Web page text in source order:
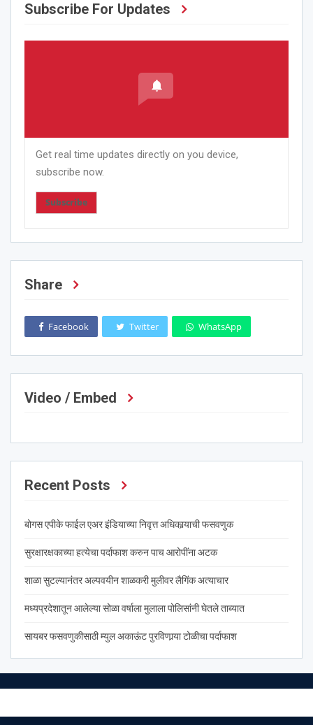
Subscribe For Updates
Get real time updates directly on you device,
subscribe now.
Subscribe
Share
Facebook Twitter WhatsApp
Video / Embed
Recent Posts
बोगस एपीके फाईल एअर इंडियाच्या निवृत्त अधिकार्‍याची फसवणुक
सुरक्षारक्षकाच्या हत्येचा पर्दाफाश करुन पाच आरोपींना अटक
शाळा सुटल्यानंतर अल्पवयीन शाळकरी मुलीवर लैगिंक अत्याचार
मध्यप्रदेशातून आलेल्या सोळा वर्षाला मुलाला पोलिसांनी घेतले ताब्यात
सायबर फसवणुकीसाठी म्युल अकाऊंट पुरविणार्‍या टोळीचा पर्दाफाश